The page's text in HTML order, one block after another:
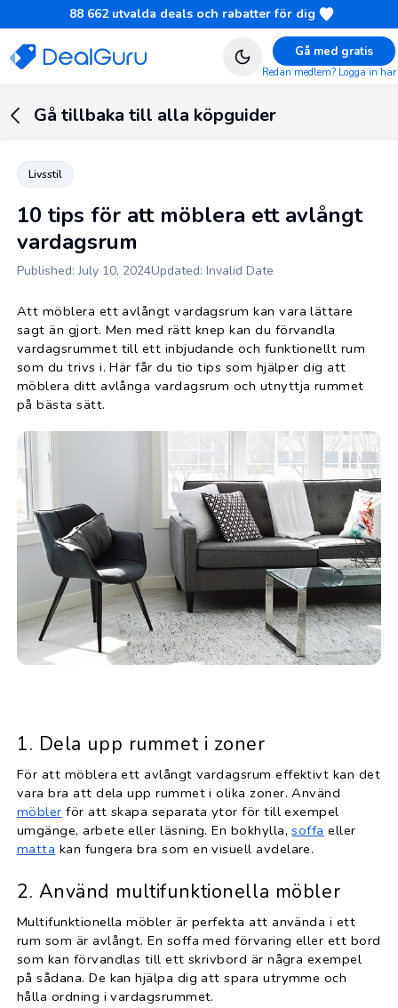
88 662 utvalda deals och rabatter för dig
Gå med gratis
Redan medlem? Logga in här
Gå tillbaka till alla köpguider
Livsstil
10 tips för att möblera ett avlångt
vardagsrum
Published: July 10, 2024Updated: Invalid Date
Att möblera ett avlångt vardagsrum kan vara lättare
sagt än gjort. Men med rätt knep kan du förvandla
vardagsrummet till ett inbjudande och funktionellt rum
som du trivs i. Här får du tio tips som hjälper dig att
möblera ditt avlånga vardagsrum och utnyttja rummet
på bästa sätt.
1. Dela upp rummet i zoner
För att möblera ett avlångt vardagsrum effektivt kan det
vara bra att dela upp rummet i olika zoner. Använd
möbler för att skapa separata ytor för till exempel
umgänge, arbete eller läsning. En bokhylla,soffa eller
matta kan fungera bra som en visuell avdelare.
2. Använd multifunktionella möbler
Multifunktionella möbler är perfekta att använda i ett
rum som är avlångt. En soffa med förvaring eller ett bord
som kan förvandlas till ett skrivbord är några exempel
på sådana. De kan hjälpa dig att spara utrymme och
hålla ordning i vardagsrummet.